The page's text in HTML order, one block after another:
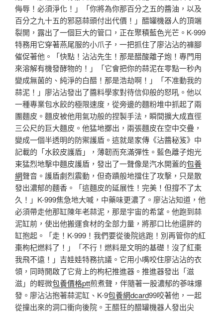
侮辱！必須淨化！」「你將為你那百分之五的醬油，以及
百分之九十五的邪惡蒜頭付出代價！」醋罐機器人的頂端
裂開，露出了一個巨大的管口，正在聚積藍色光芒。K-999
特務用它穿著燕尾服的小爪子，一把抓住了廖沾沾的褲腳
催促著他。「快點！沾沾先生！那是醋酸離子炮！專門用
來溶解有機發酵物的！」「它會把你的蒜泥在零點一秒內
變成無菌的、純淨的白醋！那是浩劫啊！」「不准動我的
蒜泥！」廖沾沾發出了醬料學家對待信仰般的怒吼。他以
一種專業包水餃的極限速度，從旁邊的麵粉堆中抓起了兩
團麵皮。麵皮被他用氣功般的捏製手法，瞬間擴大成直徑
三公尺的巨大麵皮。他猛地擲出，兩張麵皮在空中交疊，
變成一個半透明的防禦護盾。這就是家傳《沾醬秘笈》中
記載的「水餃皮護盾」，薄韌而充滿彈性。藍色離子炮光
束猛烈地擊中麵皮護盾，發出了一聲像是汽水開蓋的包養
網聲音。護盾劇烈震動，但奇蹟般地擋住了攻擊，只是散
發出濃郁的麵香。「這麵皮的延展性！完美！但撐不了太
久！」K-999焦急地大喊，中藥味更濃了。廖沾沾知道，他
必須帶走他那缸陳年老蒜泥，那是宇宙的希望。他跑到蒜
泥缸前，使出他搬運食材的全部力量，將那口比他還胖的
缸抱起。「走！K-999！我們要從後院逃跑！別再管你的紅
棗枸杞燃料了！」「不行！燃料是文明的基礎！沒了紅棗
我飛不遠！」吉娃娃特務抗議。它用小嘴咬住廖沾沾的衣
領，同時開啟了它背上的枸杞推進器。推進器發出「滋
滋」的輕微包養價格ptt煎煮聲，伴隨著一股濃郁的蔘味爆
發。廖沾沾抱著蒜泥缸、K-9包養網dcard99咬著他，一起
從撞出來的洞口衝向後院。王醋狂的醋罐機器人發出尖